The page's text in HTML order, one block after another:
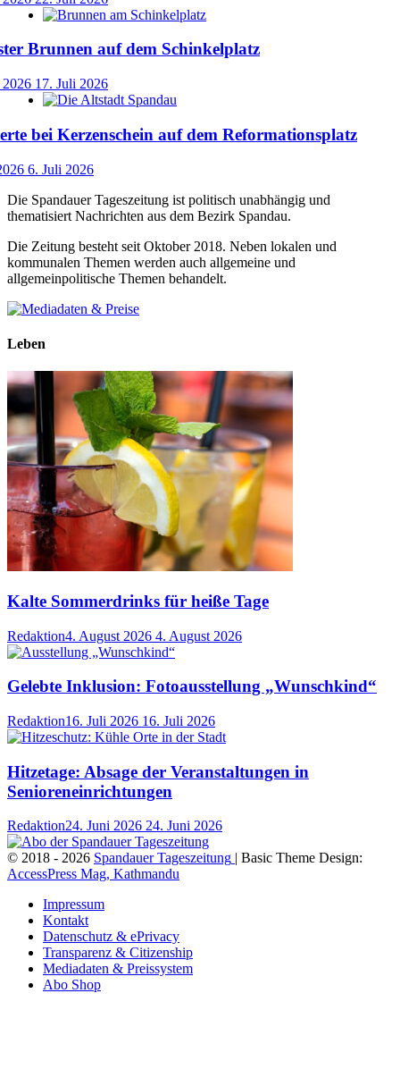
Brunnen auf dem Schinkelplatz
17. Juli 2026
bei Kerzenschein auf dem Reformationsplatz
6. Juli 2026
Die Spandauer Tageszeitung ist politisch unabhängig und
thematisiert Nachrichten aus dem Bezirk Spandau.
Die Zeitung besteht seit Oktober 2018. Neben lokalen und
kommunalen Themen werden auch allgemeine und
allgemeinpolitische Themen behandelt.
Leben
Kalte Sommerdrinks für heiße Tage
Redaktion4. August 2026 4. August 2026
Gelebte Inklusion: Fotoausstellung „Wunschkind“
Redaktion16. Juli 2026 16. Juli 2026
Hitzetage: Absage der Veranstaltungen in
Senioreneinrichtungen
Redaktion24. Juni 2026 24. Juni 2026
© 2018 - 2026 Spandauer Tageszeitung | Basic Theme Design:
AccessPress Mag, Kathmandu
Impressum
Kontakt
Datenschutz & ePrivacy
Transparenz & Citizenship
Mediadaten & Preissystem
Abo Shop